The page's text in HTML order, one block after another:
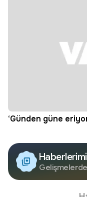
‘Günden güne
Google'da
Edin